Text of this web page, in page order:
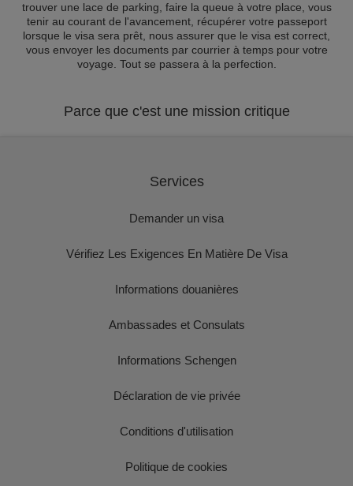
trouver une lace de parking, faire la queue à votre place, vous
tenir au courant de l'avancement, récupérer votre passeport
lorsque le visa sera prêt, nous assurer que le visa est correct,
vous envoyer les documents par courrier à temps pour votre
voyage. Tout se passera à la perfection.
Parce que c'est une mission critique
Services
Demander un visa
Vérifiez Les Exigences En Matière De Visa
Informations douanières
Ambassades et Consulats
Informations Schengen
Déclaration de vie privée
Conditions d'utilisation
Politique de cookies